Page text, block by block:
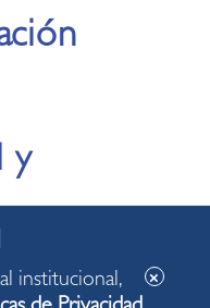
y
institucional,